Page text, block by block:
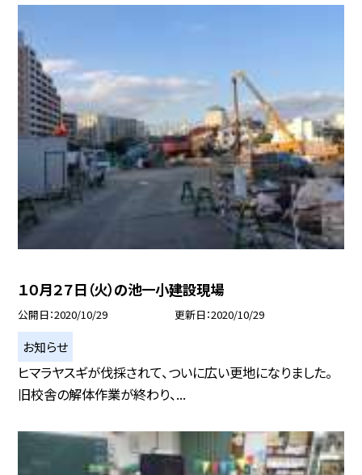
１０月２７日（火）の池一小建設現場
公開日 2020/10/29 更新日 2020/10/29
お知らせ
ヒマラヤスギが伐採されて、ついに広い更地になりました。
旧校舎の解体作業が終わり、...